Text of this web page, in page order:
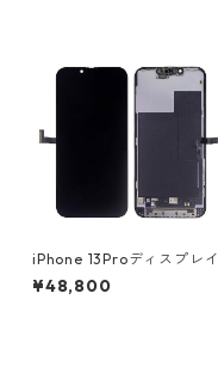
iPhone 13Proディスプレイ
¥48,800